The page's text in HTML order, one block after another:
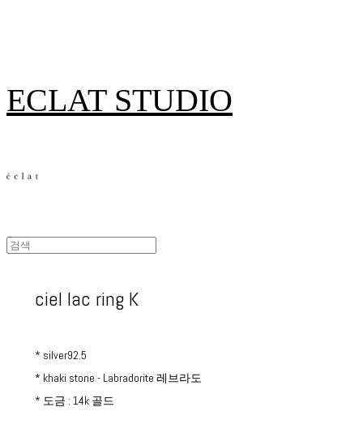
ECLAT STUDIO
ciel lac ring K
* silver92.5
* khaki stone - Labradorite 레브라도
* 도금 : 14k 골드